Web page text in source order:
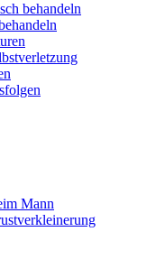
behandeln
Mann